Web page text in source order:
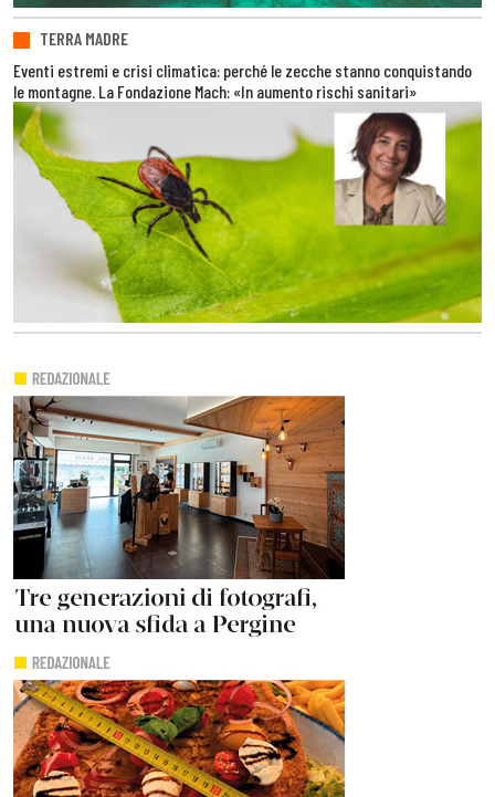
TERRA MADRE
Eventi estremi e crisi climatica: perché le zecche stanno conquistando
le montagne. La Fondazione Mach: «In aumento rischi sanitari»